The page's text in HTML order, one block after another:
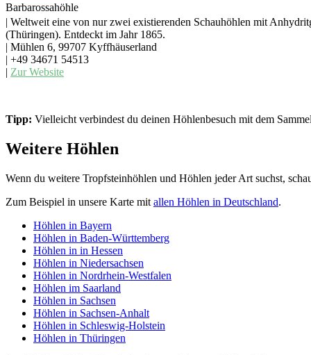
Barbarossahöhle
| Weltweit eine von nur zwei existierenden Schauhöhlen mit
(Thüringen). Entdeckt im Jahr 1865.
| Mühlen 6, 99707 Kyffhäuserland
| +49 34671 54513
| Zur Website
Tipp: Vielleicht verbindest du deinen Höhlenbesuch mit dem
Weitere Höhlen
Wenn du weitere Tropfsteinhöhlen und Höhlen jeder Art suchst,
Zum Beispiel in unsere Karte mit allen Höhlen in Deutschland.
Höhlen in Bayern
Höhlen in Baden-Württemberg
Höhlen in in Hessen
Höhlen in Niedersachsen
Höhlen in Nordrhein-Westfalen
Höhlen im Saarland
Höhlen in Sachsen
Höhlen in Sachsen-Anhalt
Höhlen in Schleswig-Holstein
Höhlen in Thüringen